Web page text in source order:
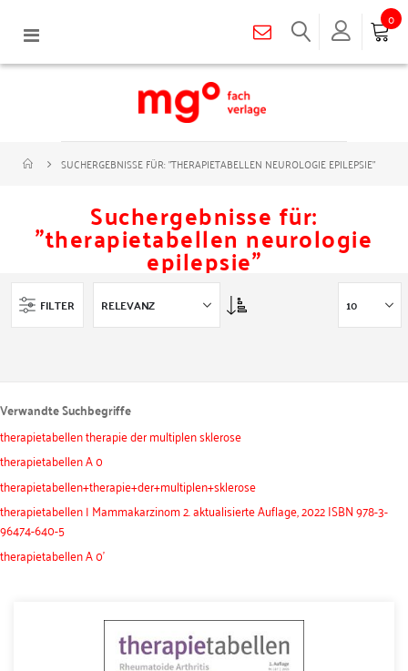
Navigation
0
SUCHERGEBNISSE FÜR: "THERAPIETABELLEN NEUROLOGIE EPILEPSIE"
Suchergebnisse für:
"therapietabellen neurologie
epilepsie"
FILTER Asc
Verwandte Suchbegriffe
therapietabellen therapie der multiplen sklerose
therapietabellen A 0
therapietabellen+therapie+der+multiplen+sklerose
therapietabellen | Mammakarzinom 2. aktualisierte Auflage, 2022 ISBN 978-3-
96474-640-5
therapietabellen A 0'